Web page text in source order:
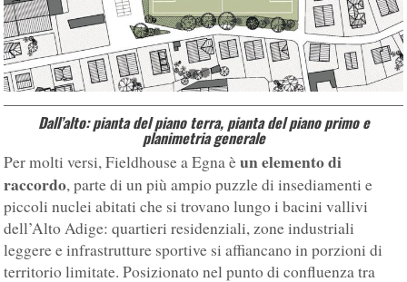
Dall’alto: pianta del piano terra, pianta del piano primo e
planimetria generale
Per molti versi, Fieldhouse a Egna èun elemento di
raccordo, parte di un più ampio puzzle di insediamenti e
piccoli nuclei abitati che si trovano lungo i bacini vallivi
dell’Alto Adige: quartieri residenziali, zone industriali
leggere e infrastrutture sportive si affiancano in porzioni di
territorio limitate. Posizionato nel punto di confluenza tra